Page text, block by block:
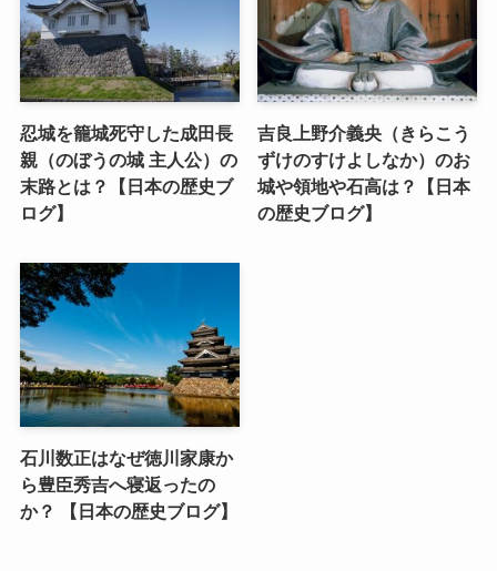
忍城を籠城死守した成田長
親（のぼうの城 主人公）の
末路とは？【日本の歴史ブ
ログ】
吉良上野介義央（きらこう
ずけのすけよしなか）のお
城や領地や石高は？【日本
の歴史ブログ】
石川数正はなぜ徳川家康か
ら豊臣秀吉へ寝返ったの
か？ 【日本の歴史ブログ】